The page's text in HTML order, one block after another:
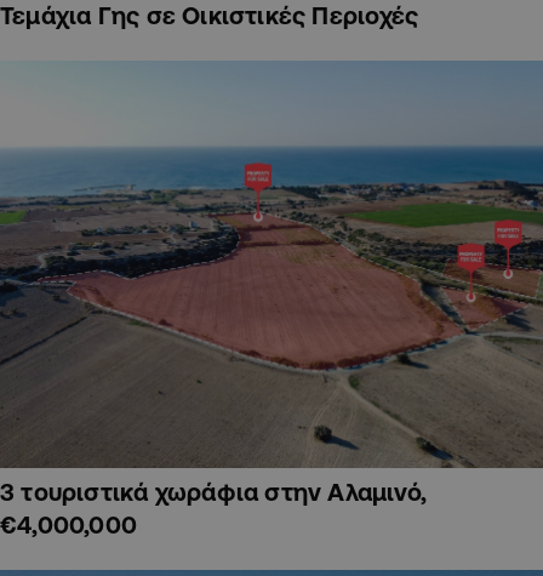
Τεμάχια Γης σε Οικιστικές Περιοχές
3 τουριστικά χωράφια στην Αλαμινό,
€4,000,000